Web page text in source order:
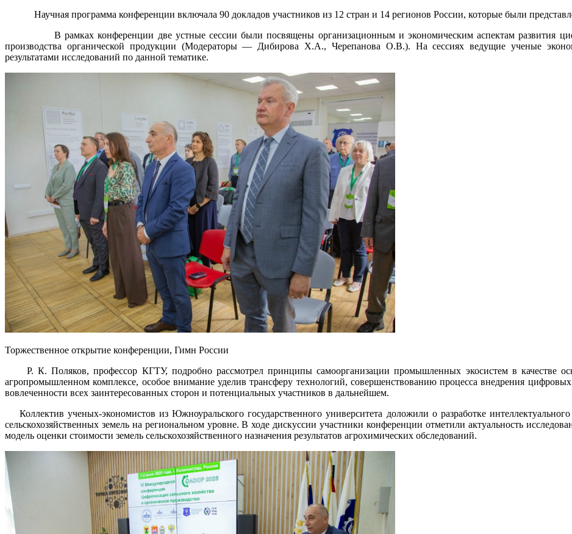
Научная программа конференции включала 90 докладов участников из 12 стран и 14 регионов России, которые были
В рамках конференции две устные сессии были посвящены организационным и экономическим аспектам развития
производства органической продукции (Модераторы — Дибирова Х.А., Черепанова О.В.). На сессиях ведущие ученые
результатами исследований по данной тематике.
Торжественное открытие конференции, Гимн России
Р. К. Поляков, профессор КГТУ, подробно рассмотрел принципы самоорганизации промышленных экосистем в качестве
агропромышленном комплексе, особое внимание уделив трансферу технологий, совершенствованию процесса внедрения
вовлеченности всех заинтересованных сторон и потенциальных участников в дальнейшем.
Коллектив ученых-экономистов из Южноуральского государственного университета доложили о разработке
сельскохозяйственных земель на региональном уровне. В ходе дискуссии участники конференции отметили актуальность
модель оценки стоимости земель сельскохозяйственного назначения результатов агрохимических обследований.